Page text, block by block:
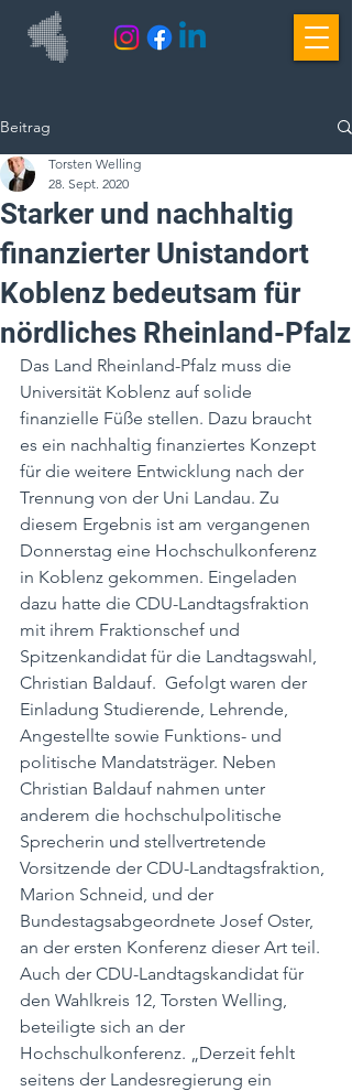
Beitrag
Starker und nachhaltig
finanzierter Unistandort
Koblenz bedeutsam für
nördliches Rheinland-Pfalz
Torsten Welling
28. Sept. 2020
Das Land Rheinland-Pfalz muss die
Universität Koblenz auf solide
finanzielle Füße stellen. Dazu braucht
es ein nachhaltig finanziertes Konzept
für die weitere Entwicklung nach der
Trennung von der Uni Landau. Zu
diesem Ergebnis ist am vergangenen
Donnerstag eine Hochschulkonferenz
in Koblenz gekommen. Eingeladen
dazu hatte die CDU-Landtagsfraktion
mit ihrem Fraktionschef und
Spitzenkandidat für die Landtagswahl,
Christian Baldauf.  Gefolgt waren der
Einladung Studierende, Lehrende,
Angestellte sowie Funktions- und
politische Mandatsträger. Neben
Christian Baldauf nahmen unter
anderem die hochschulpolitische
Sprecherin und stellvertretende
Vorsitzende der CDU-Landtagsfraktion,
Marion Schneid, und der
Bundestagsabgeordnete Josef Oster,
an der ersten Konferenz dieser Art teil.
Auch der CDU-Landtagskandidat für
den Wahlkreis 12, Torsten Welling,
beteiligte sich an der
Hochschulkonferenz. „Derzeit fehlt
seitens der Landesregierung ein